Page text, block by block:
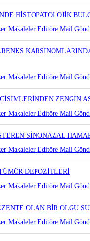
HİSTOPATOLOJİK
MakalelerEditöre Mail
MakalelerEditöre Mail
ZENGİN
MakalelerEditöre Mail
SİNONAZAL
MakalelerEditöre Mail
DEPOZİTLERİ
MakalelerEditöre Mail
OLAN BİR OLGU
MakalelerEditöre Mail